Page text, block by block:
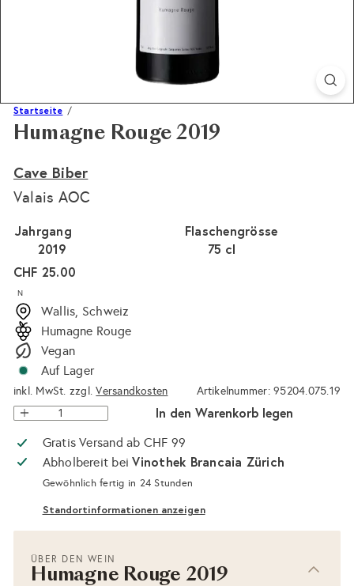
Startseite
Humagne Rouge 2019
Cave Biber
Valais AOC
Flaschengrösse
75 cl
Jahrgang
2019
Normaler
Preis
CHF 25.00
N
Wallis, Schweiz
Humagne Rouge
Vegan
Auf Lager
inkl. MwSt. zzgl.Versandkosten Artikelnummer: 95204.075.19
In den Warenkorb legen
Gratis Versand ab CHF 99
Abholbereit beiVinothek Brancaia Zürich
Gewöhnlich fertig in 24 Stunden
Standortinformationen anzeigen
ÜBER DEN WEIN
Humagne Rouge 2019